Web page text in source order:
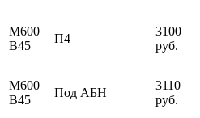
М600
В45
П4
3100
руб.
М600
В45
Под АБН
3110
руб.